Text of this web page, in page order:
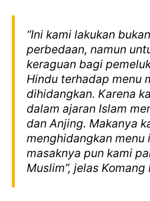
“Ini kami lakukan
perbedaan, namun
keraguan bagi
Hindu terhadap menu
dihidangkan. Karena
dalam ajaran Islam
dan Anjing. Makanya
menghidangkan menu
masaknya pun kami
Muslim”, jelas Komang